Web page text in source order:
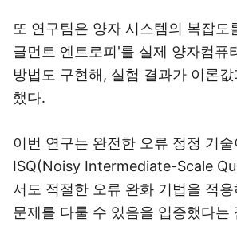
또 연구팀은 양자 시스템의 복잡도
글먼트 엔트로피'를 실제 양자컴퓨
방법도 구현해, 실험 결과가 이론
했다.
이번 연구는 완전한 오류 정정 기
ISQ(Noisy Intermediate-Scale
서도 적절한 오류 완화 기법을 적
문제를 다룰 수 있음을 입증했다는